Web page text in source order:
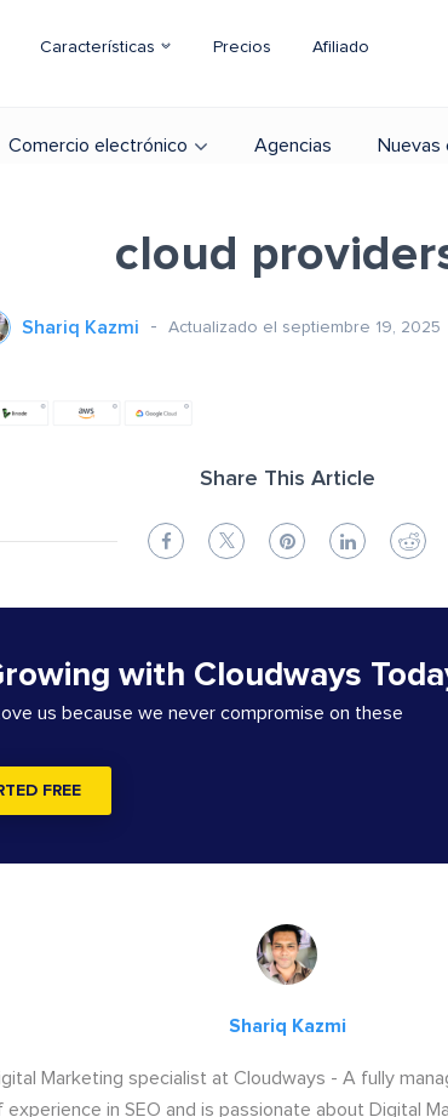
Características Precios Afiliado
Comercio electrónico Agencias Nuevas
cloud
Shariq Kazmi Actualizado el septiembre 19, 2025
Share This Article
with Cloudways
us because we never compromise on these
FREE
Shariq Kazmi
Marketing specialist at Cloudways - A fully
experience in SEO and is passionate about Digital